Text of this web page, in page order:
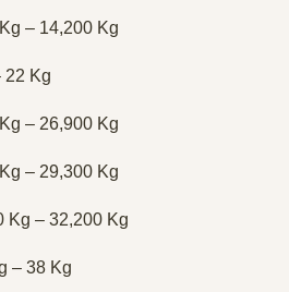
– 14,200 Kg
22 Kg
– 26,900 Kg
– 29,300 Kg
Kg – 32,200 Kg
– 38 Kg